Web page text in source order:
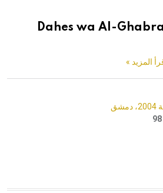
تطلق موسوعات جديدة في عام 2026
Dahes wa Al-
المزيد »
98